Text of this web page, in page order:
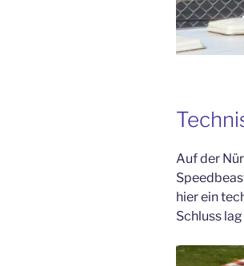
Auf der
hier ein
Schluss